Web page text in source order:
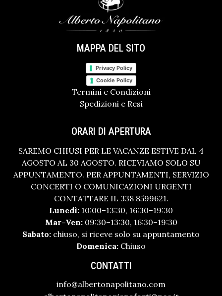
MAPPA DEL SITO
Privacy Policy
Cookie Policy
Termini e Condizioni
Spedizioni e Resi
ORARI DI APERTURA
SAREMO CHIUSI PER LE VACANZE ESTIVE DAL 4
AGOSTO AL 30 AGOSTO. RICEVIAMO SOLO SU
APPUNTAMENTO. PER APPUNTAMENTI, SERVIZIO
CONCERTI O COMUNICAZIONI URGENTI
CONTATTARE IL 338 8599621.
Lunedì: 10:00–13:30, 16:30–19:30
Mar–Ven:09:30–13:30, 16:30–19:30
Sabato: chiuso, si riceve solo su appuntamento
Domenica: Chiuso
CONTATTI
info@albertonapolitano.com